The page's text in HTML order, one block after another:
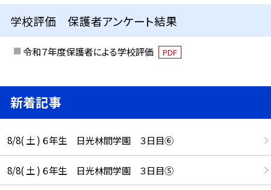
学校評価 保護者アンケート結果
令和７年度保護者による学校評価 PDF
新着記事
8/8( 土 ) ６年生 日光林間学園 ３日目⑥
8/8( 土 ) ６年生 日光林間学園 ３日目⑤